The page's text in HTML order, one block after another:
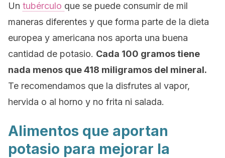
Un tubérculo que se puede consumir de mil
maneras diferentes y que forma parte de la dieta
europea y americana nos aporta una buena
cantidad de potasio. Cada 100 gramos tiene
nada menos que 418 miligramos del mineral.
Te recomendamos que la disfrutes al vapor,
hervida o al horno y no frita ni salada.
Alimentos que aportan
potasio para mejorar la